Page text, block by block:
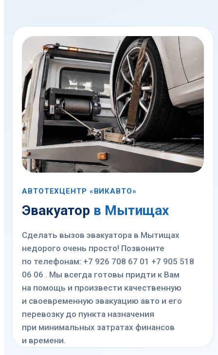
АВТОТЕХЦЕНТР «ВИКАВТО»
Эвакуатор в Мытищах
Сделать вызов эвакуатора в Мытищах
недорого очень просто! Позвоните
по телефонам: +7 926 708 67 01 +7 905 518
06 06 . Мы всегда готовы придти к Вам
на помощь и произвести качественную
и своевременную эвакуацию авто и его
перевозку до пункта назначения
при минимальных затратах финансов
и времени.